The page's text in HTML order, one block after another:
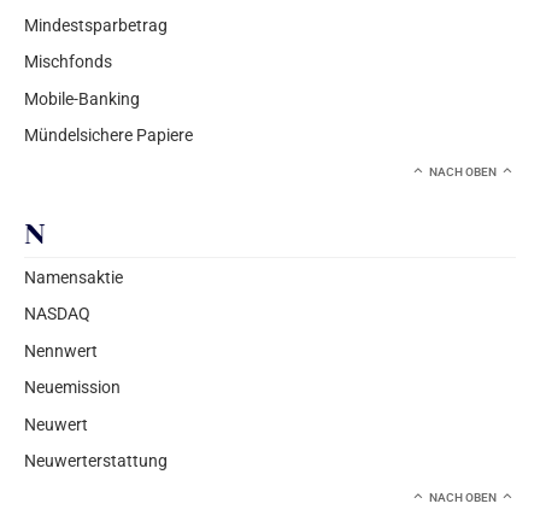
Mindestsparbetrag
Mischfonds
Mobile-Banking
Mündelsichere Papiere
NACH OBEN
N
Namensaktie
NASDAQ
Nennwert
Neuemission
Neuwert
Neuwerterstattung
NACH OBEN